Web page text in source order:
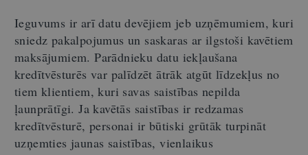
Ieguvums ir arī datu devējiem jeb uzņēmumiem, kuri
sniedz pakalpojumus un saskaras ar ilgstoši kavētiem
maksājumiem. Parādnieku datu iekļaušana
kredītvēsturēs var palīdzēt ātrāk atgūt līdzekļus no
tiem klientiem, kuri savas saistības nepilda
ļaunprātīgi. Ja kavētās saistības ir redzamas
kredītvēsturē, personai ir būtiski grūtāk turpināt
uzņemties jaunas saistības, vienlaikus